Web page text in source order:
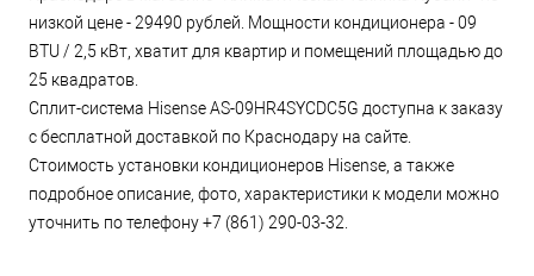
низкой цене - 29490 рублей. Мощности кондиционера - 09
BTU / 2,5 кВт, хватит для квартир и помещений площадью до
25 квадратов.
Сплит-система Hisense AS-09HR4SYCDC5G доступна к заказу
с бесплатной доставкой по Краснодару на сайте.
Стоимость установки кондиционеров Hisense, а также
подробное описание, фото, характеристики к модели можно
уточнить по телефону +7 (861) 290-03-32.